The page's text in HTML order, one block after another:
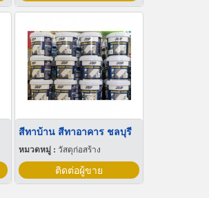
สีทาบ้าน สีทาอาคาร ชลบุรี
หมวดหมู่ :วัสดุก่อสร้าง
ติดต่อผู้ขาย